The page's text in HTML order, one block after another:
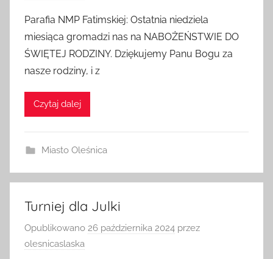
Parafia NMP Fatimskiej: Ostatnia niedziela
miesiąca gromadzi nas na NABOŻEŃSTWIE DO
ŚWIĘTEJ RODZINY. Dziękujemy Panu Bogu za
nasze rodziny, i z
Czytaj dalej
Miasto Oleśnica
Turniej dla Julki
Opublikowano 26 października 2024 przez
olesnicaslaska